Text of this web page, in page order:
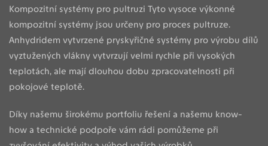
Kompozitní systémy pro pultruzi Tyto vysoce výkonné
kompozitní systémy jsou určeny pro proces pultruze.
Anhydridem vytvrzené pryskyřičné systémy pro výrobu dílů
vyztužených vlákny vytvrzují velmi rychle při vysokých
teplotách, ale mají dlouhou dobu zpracovatelnosti při
pokojové teplotě.
Díky našemu širokému portfoliu řešení a našemu know-
how a technické podpoře vám rádi pomůžeme při